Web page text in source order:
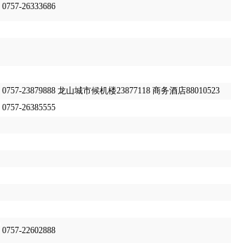
0757-26333686
0757-23879888 龙山城市候机楼23877118 商务酒店88010523
0757-26385555
0757-22602888